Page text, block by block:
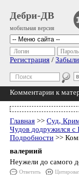
Дебри-ДВ
мобильная версия
Логин Пароль
Регистрация /
Комментарии к
Главная >> Суд,
Чудов додружился
Подробности >>
валериий
Неужели до самого
Ответить